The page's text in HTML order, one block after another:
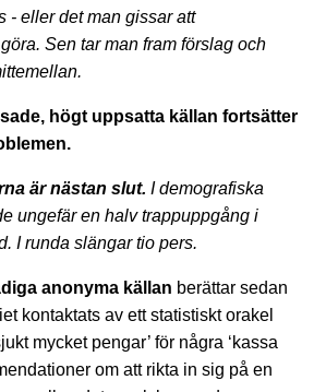
- eller det man gissar att
Sen tar man fram förslag och
högt uppsatta källan fortsätter
är nästan slut. I demografiska
ungefär en halv trappuppgång i
I runda slängar tio pers.
anonyma källan berättar sedan
kontaktats av ett statistiskt orakel
mycket pengar’ för några ‘kassa
om att rikta in sig på en